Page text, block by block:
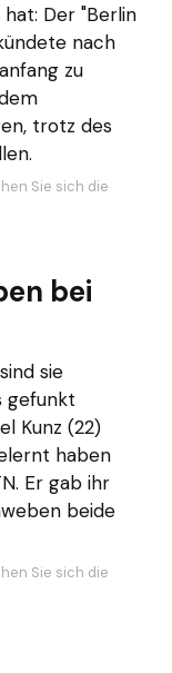
Der "Berlin
nach
zu
trotz des
Sie sich die
bei
sie
gefunkt
Kunz (22)
haben
Er gab ihr
beide
Sie sich die